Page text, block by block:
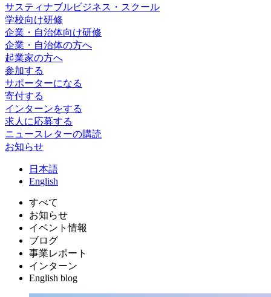
サスティナブルビジネス・スクール
学校向け研修
企業・自治体向け研修
企業・自治体の方へ
起業家の方へ
参加する
サポーターになる
寄付する
インターンをする
求人に応募する
ニュースレターの購読
お知らせ
日 本語
English
すべて
お知らせ
イベント情報
ブログ
事業レポート
インターン
English blog